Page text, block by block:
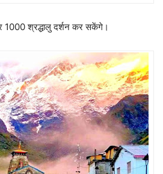
1000 श्रद्धालु दर्शन कर सकेंगे।